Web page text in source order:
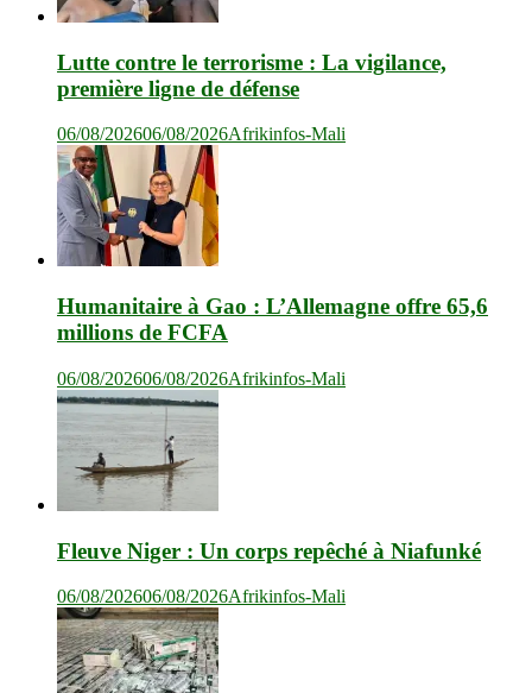
Lutte contre le terrorisme : La vigilance,
première ligne de défense
06/08/202606/08/2026Afrikinfos-Mali
Humanitaire à Gao : L’Allemagne offre 65,6
millions de FCFA
06/08/202606/08/2026Afrikinfos-Mali
Fleuve Niger : Un corps repêché à Niafunké
06/08/202606/08/2026Afrikinfos-Mali